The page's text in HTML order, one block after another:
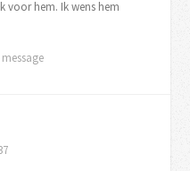
voor hem. Ik wens hem